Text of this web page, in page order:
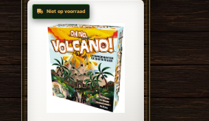
Niet op voorraad